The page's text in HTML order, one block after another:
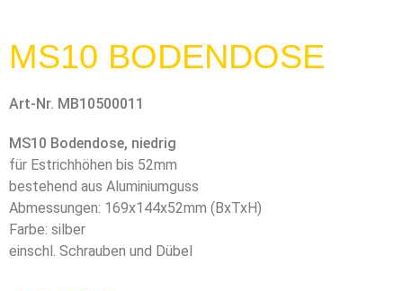
MS10 BODENDOSE
Art-Nr. MB10500011
MS10 Bodendose, niedrig
für Estrichhöhen bis 52mm
bestehend aus Aluminiumguss
Abmessungen: 169x144x52mm (BxTxH)
Farbe: silber
einschl. Schrauben und Dübel